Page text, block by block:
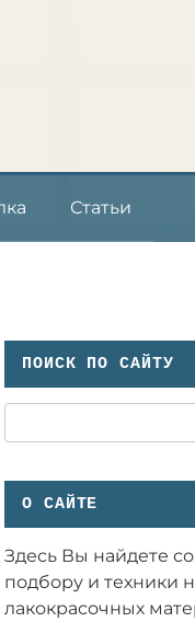
Статьи
ПОИСК ПО САЙТУ
О САЙТЕ
Здесь Вы найдете
подбору и техники
лакокрасочных